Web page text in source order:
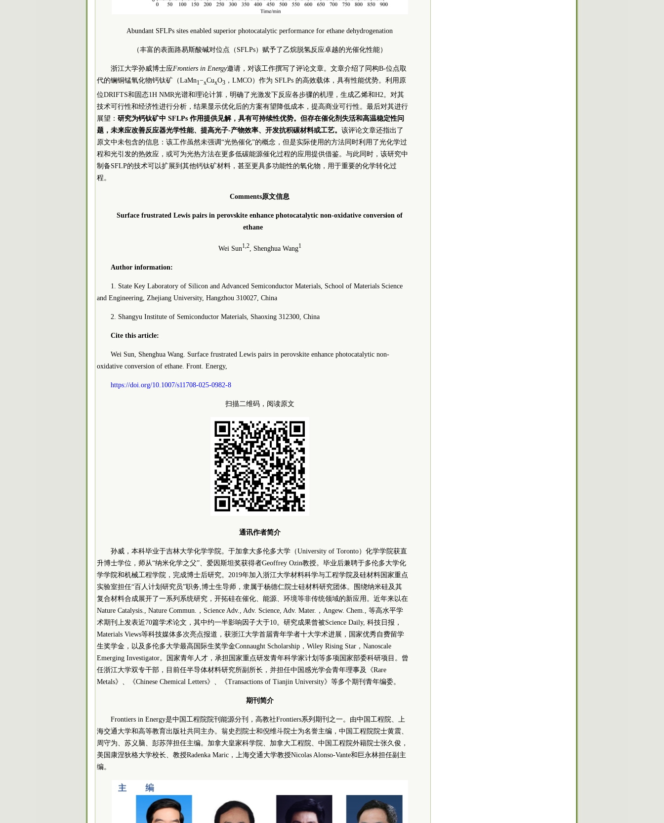
Abundant SFLPs sites enabled superior photocatalytic performance for ethane dehydrogenation
（丰富的表面路易斯酸碱对位点（SFLPs）赋予了乙烷脱氢反应卓越的光催化性能）
浙江大学孙威博士应Frontiers in Energy邀请，对该工作撰写了评论文章。文章介绍了同构B-位点取
代的镧铜锰氧化物钙钛矿（LaMn1−xCuxO3 ，LMCO）作为 SFLPs 的高效载体，具有性能优势。利用原
位DRIFTS和固态1H NMR光谱和理论计算，明确了光激发下反应各步骤的机理，生成乙烯和H2。对其
技术可行性和经济性进行分析，结果显示优化后的方案有望降低成本，提高商业可行性。最后对其进行
展望： 研究为钙钛矿中 SFLPs 作用提供见解，具有可持续性优势。但存在催化剂失活和高温稳定性问
题，未来应改善反应器光学性能、提高光子-产物效率、开发抗积碳材料或工艺。 该评论文章还指出了
原文中未包含的信息：该工作虽然未强调“光热催化”的概念，但是实际使用的方法同时利用了光化学过
程和光引发的热效应，或可为光热方法在更多低碳能源催化过程的应用提供借鉴。与此同时，该研究中
制备SFLP的技术可以扩展到其他钙钛矿材料，甚至更具多功能性的氧化物，用于重要的化学转化过
程。
Comments原文信息
Surface frustrated Lewis pairs in perovskite enhance photocatalytic non-oxidative conversion of
ethane
Wei Sun1,2, Shenghua Wang1
Author information:
1. State Key Laboratory of Silicon and Advanced Semiconductor Materials, School of Materials Science
and Engineering, Zhejiang University, Hangzhou 310027, China
2. Shangyu Institute of Semiconductor Materials, Shaoxing 312300, China
Cite this article:
Wei Sun, Shenghua Wang. Surface frustrated Lewis pairs in perovskite enhance photocatalytic non-
oxidative conversion of ethane. Front. Energy,
https://doi.org/10.1007/s11708-025-0982-8
扫描二维码，阅读原文
通讯作者简介
孙威，本科毕业于吉林大学化学学院。于加拿大多伦多大学（University of Toronto）化学学院获直
升博士学位，师从“纳米化学之父”、爱因斯坦奖获得者Geoffrey Ozin教授。毕业后兼聘于多伦多大学化
学学院和机械工程学院，完成博士后研究。2019年加入浙江大学材料科学与工程学院及硅材料国家重点
实验室担任“百人 计划研究员”职务,博士生导师，隶属于杨德仁 院士硅材料研究团体。围绕纳米硅及其
复合材料合成展开了一系列系统研究，开拓硅在催化、能源、环境等非传统领域的新应用。近年来以在
Nature Catalysis., Nature Commun.，Science Adv., Adv. Science, Adv. Mater.，Angew. Chem., 等高水平学
术期刊上发表近70篇学术论文，其中约一半影响因子大于10。研究成果曾被Science Daily, 科技日报，
Materials Views等科技媒体多次亮点报道，获浙江大学首届青年学者十大学术进展，国家优秀自费留学
生奖学金，以及多伦多大学最高国际生奖学金Connaught Scholarship，Wiley Rising Star，Nanoscale
Emerging Investigator。国家青年人才，承担国家重点研发青年科学家计划等多项国家部委科研项目。曾
任浙江大学双专干部，目前任半导体材料研究所副所长，并担任中国感光学会青年理事及《Rare
Metals》、《Chinese Chemical Letters》、《Transactions of Tianjin University》等多个期刊青年编委。
期刊简介
Frontiers in Energy是中国工程院院刊能源分刊，高教社Frontiers系列期刊之一。由中国工程院、上
海交通大学和高等教育出版社共同主办。翁史烈 院士和倪维斗院士为名誉主编，中国工程院 院士黄震、
周守为、苏义脑、彭苏萍担任主编。加拿大皇家科学院 、加拿大工程院、中国工程院外籍院士张久俊，
美国康涅狄格大学校长、教授Radenka Maric，上海交通大学教授Nicolas Alonso-Vante和巨永林担任副主
编。